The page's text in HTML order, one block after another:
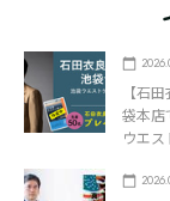
【石
袋本店
ウエス